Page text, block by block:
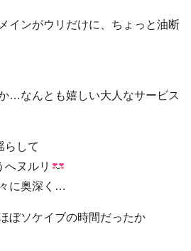
インがウリだけに、ちょっと油断
…なんとも嬉しい大人なサービス
らして
へヌルリ
に奥深く…
ぼソケイブの時間だったか